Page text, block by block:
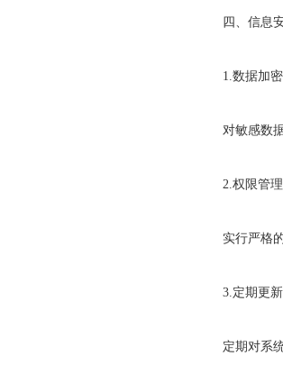
四、信息
1.数据加密
对敏感数据
2.权限管理
实行严格的
3.定期更新
定期对系统